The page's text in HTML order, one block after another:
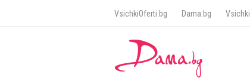
VsichkiOferti.bg Dama.bg